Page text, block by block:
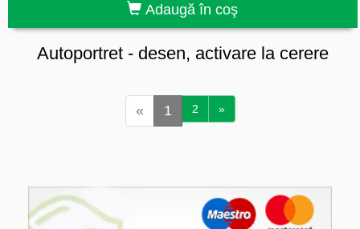
Adaugă în coş
Autoportret - desen, activare la cerere
« 1 2 »